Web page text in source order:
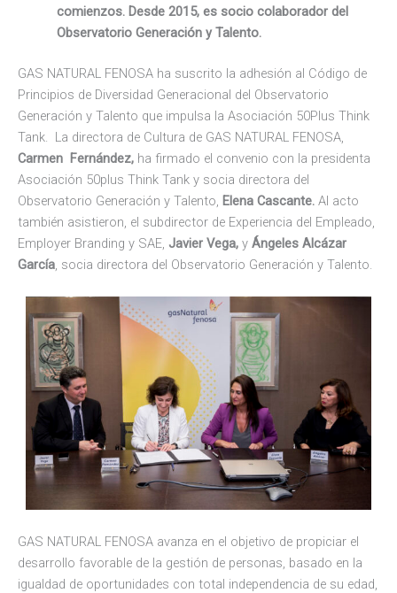
comienzos. Desde 2015, es socio colaborador del
Observatorio Generación y Talento.
GAS NATURAL FENOSA ha suscrito la adhesión al Código de
Principios de Diversidad Generacional del Observatorio
Generación y Talento que impulsa la Asociación 50Plus Think
Tank. La directora de Cultura de GAS NATURAL FENOSA,
Carmen Fernández, ha firmado el convenio con la presidenta
Asociación 50plus Think Tank y socia directora del
Observatorio Generación y Talento, Elena Cascante. Al acto
también asistieron, el subdirector de Experiencia del Empleado,
Employer Branding y SAE, Javier Vega, y Ángeles Alcázar
García, socia directora del Observatorio Generación y Talento.
GAS NATURAL FENOSA avanza en el objetivo de propiciar el
desarrollo favorable de la gestión de personas, basado en la
igualdad de oportunidades con total independencia de su edad,